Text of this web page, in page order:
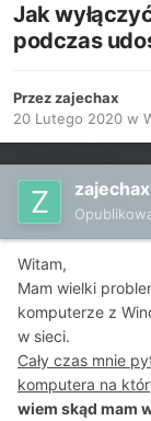
Jak
podczas
Przezzajechax
20 Lutego 2020 w
zajechax
Witam,
Mam wielki
komputerze z
w sieci.
Cały czas mnie
komputera na
wiem skąd mam